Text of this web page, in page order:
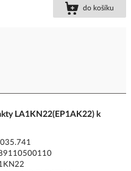
do košíku
LA1KN22(EP1AK22) k